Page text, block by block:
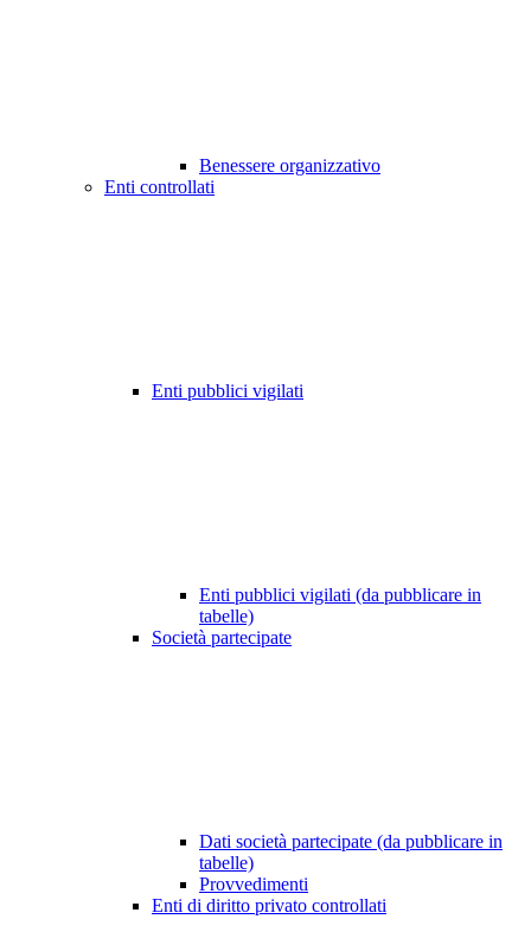
Benessere organizzativo
Enti controllati
Enti pubblici vigilati
Enti pubblici vigilati (da pubblicare in
tabelle)
Società partecipate
Dati società partecipate (da pubblicare in
tabelle)
Provvedimenti
Enti di diritto privato controllati